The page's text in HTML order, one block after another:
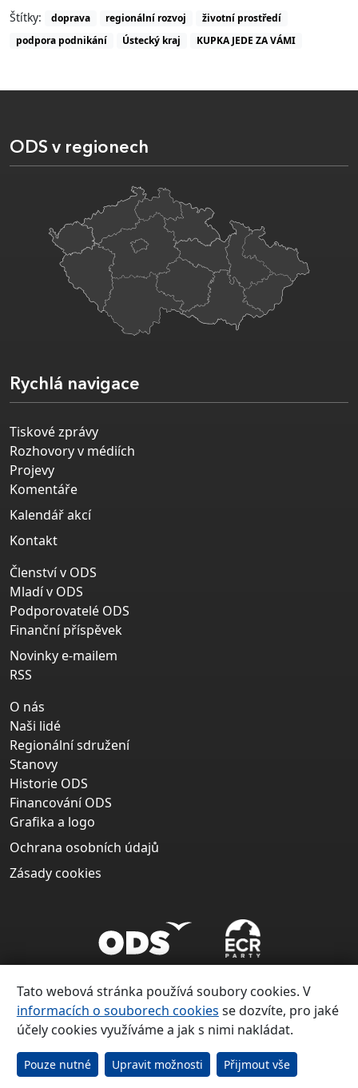
Štítky: doprava regionální rozvoj
životní prostředí
podpora podnikání
Ústecký kraj KUPKA JEDE ZA VÁMI
ODS v regionech
Rychlá navigace
Tiskové zprávy
Rozhovory v médiích
Projevy
Komentáře
Kalendář akcí
Kontakt
Členství v ODS
Mladí v ODS
Podporovatelé ODS
Finanční příspěvek
Novinky e-mailem
RSS
O nás
Naši lidé
Regionální sdružení
Stanovy
Historie ODS
Financování ODS
Grafika a logo
Ochrana osobních údajů
Zásady cookies
Copyright ©
Občanská demokratická strana 1991 – 2026
Tato webová stránka používá soubory cookies. V
informacích o souborech cookies se dozvíte, pro jaké
účely cookies využíváme a jak s nimi nakládat.
Pouze nutné Upravit možnosti Přijmout vše